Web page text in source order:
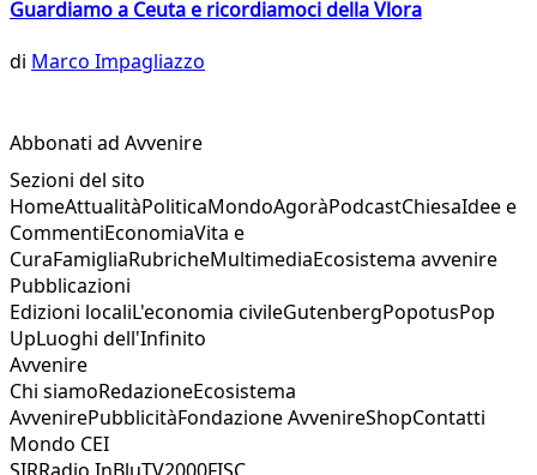
Guardiamo a Ceuta e ricordiamoci della Vlora
di Marco Impagliazzo
Abbonati ad Avvenire
Sezioni del sito
HomeAttualitàPoliticaMondoAgoràPodcastChiesaIdee e
CommentiEconomiaVita e
CuraFamigliaRubricheMultimediaEcosistema avvenire
Pubblicazioni
Edizioni localiL'economia civileGutenbergPopotusPop
UpLuoghi dell'Infinito
Avvenire
Chi siamoRedazioneEcosistema
AvvenirePubblicitàFondazione AvvenireShopContatti
Mondo CEI